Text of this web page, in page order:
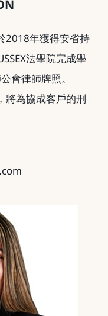
2018年獲得安省持
法學院完成學
會律師牌照。
將為協成客戶的刑